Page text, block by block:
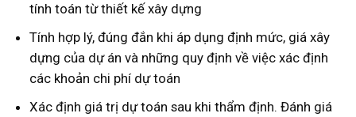
tính toán từ thiết kế xây dựng
Tính hợp lý, đúng đắn khi áp dụng định mức, giá xây
dựng của dự án và những quy định về việc xác định
các khoản chi phí dự toán
Xác định giá trị dự toán sau khi thẩm định. Đánh giá